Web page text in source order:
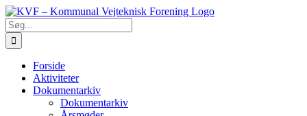
Skip
to
content
Søg
efter:
Forside
Aktiviteter
Dokumentarkiv
Dokumentarkiv